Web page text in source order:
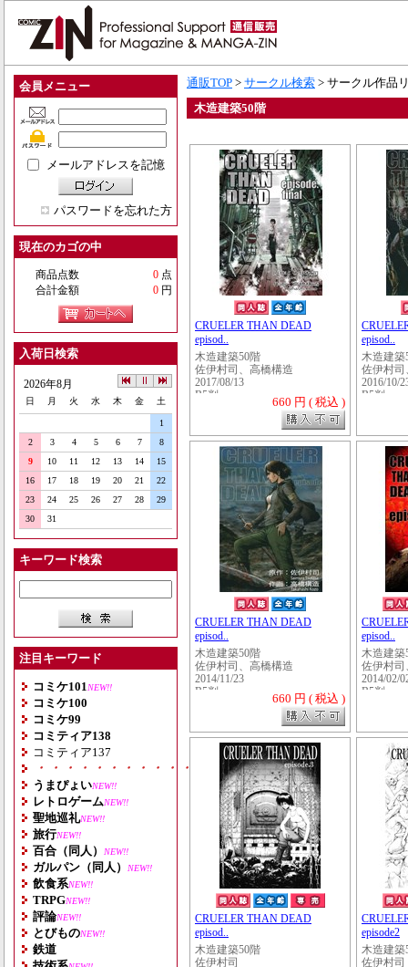
会員メニュー
メールアドレスを記憶
パスワードを忘れた方
現在のカゴの中
商品点数 0 点
合計金額
0 円
入荷日検索
2026年8月
日 月 火 水 木 金 土
1
2
3 4 5 6 7
8
9
10 11 12 13 14
15
16
17 18 19 20 21
22
23
24 25 26 27 28
29
30
31
キーワード検索
注目キーワード
コミケ101 NEW!!
コミケ100
コミケ99
コミティア138
コミティア137
・・・・・・・・・・・・・・・・・・・
うまぴょいNEW!!
レトロゲームNEW!!
聖地巡礼NEW!!
旅行NEW!!
百合（同人） NEW!!
ガルパン（同人） NEW!!
飲食系NEW!!
TRPGNEW!!
評論NEW!!
とびものNEW!!
鉄道
通販TOP > サークル検索 > サークル作品
木造建築50階
CRUELER THAN DEAD
episod..
木造建築50階
佐伊村司、高橋構造
2017/08/13
B5判
660 円 ( 税込 )
episod..
木造建築
佐伊村司
2016/10/
B5判
CRUELER THAN DEAD
episod..
木造建築50階
佐伊村司、高橋構造
2014/11/23
B5判
660 円 ( 税込 )
episod..
木造建築
佐伊村司
2014/02/
B5判
CRUELER THAN DEAD
episod..
木造建築50階
佐伊村司
episode2
木造建築
佐伊村司